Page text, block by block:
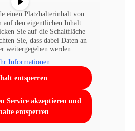
einen Platzhalterinhalt von
auf den eigentlichen Inhalt
Sie auf die Schaltfläche
Sie, dass dabei Daten an
weitergegeben werden.
Informationen
entsperren
Service akzeptieren und
entsperren